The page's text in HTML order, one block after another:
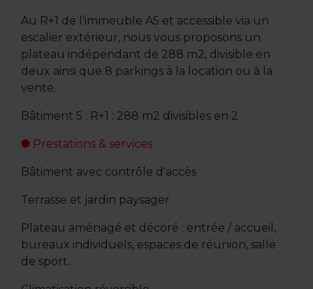
Au R+1 de l'immeuble A5 et accessible via un
escalier extérieur, nous vous proposons un
plateau indépendant de 288 m2, divisible en
deux ainsi que 8 parkings à la location ou à la
vente.
Bâtiment 5 : R+1 : 288 m2 divisibles en 2
Prestations & services
Bâtiment avec contrôle d'accès
Terrasse et jardin paysager
Plateau aménagé et décoré : entrée / accueil,
bureaux individuels, espaces de réunion, salle
de sport..